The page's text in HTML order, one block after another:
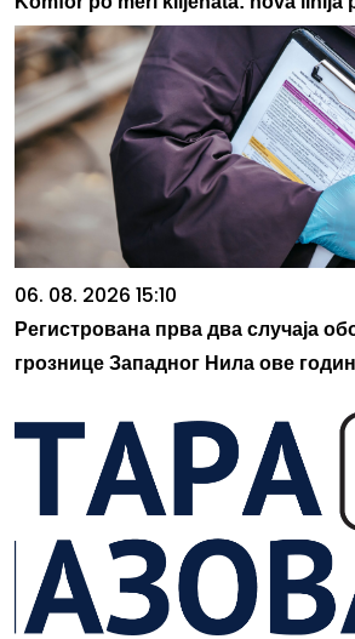
06. 08. 2026 15:10
Регистрована прва два случаја
грознице Западног Нила ове